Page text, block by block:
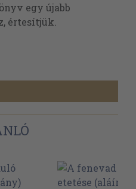
egy újabb
értesítjük.